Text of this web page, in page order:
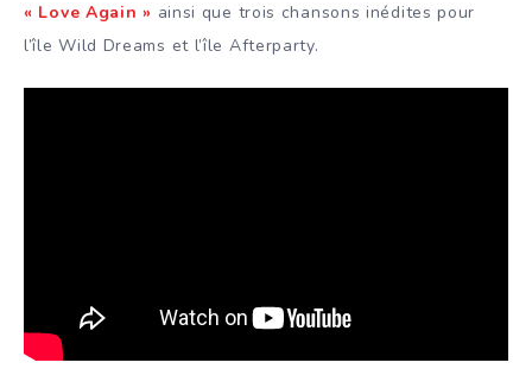
« Love Again » ainsi que trois chansons inédites pour
l’île Wild Dreams et l’île Afterparty.